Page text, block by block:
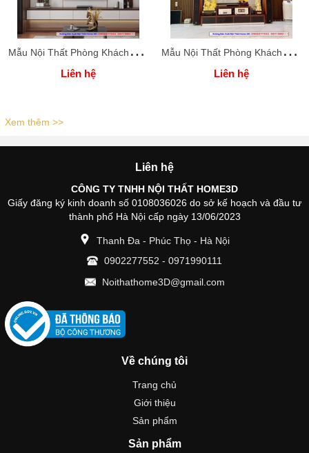
M
ẫu Nội Thất Phòng Khách Đẹp
Liên hệ
M
ẫu Nội Thất Phòng Khách Đẹp
Liên hệ
Xem thêm >>
Liên hệ
CÔNG TY TNHH NỘI THẤT HOME3D
Giấy đăng ký kinh doanh số 0108036026 do sở kế hoạch và đầu tư
thành phố Hà Nội cấp ngày 13/06/2023
Thanh Đa - Phúc Thọ - Hà Nội
0902277552 - 0971990111
Noithathome3D@gmail.com
Về chúng tôi
Trang chủ
Giới thiệu
Sản phẩm
Sản phẩm